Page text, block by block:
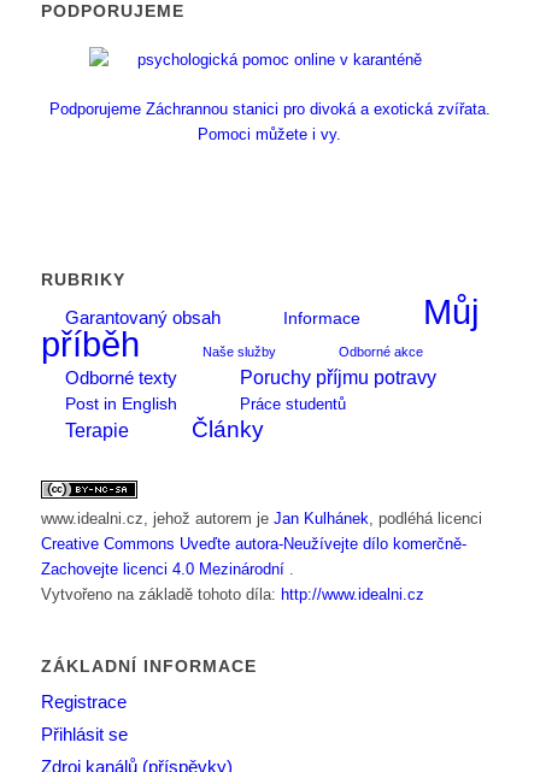
PODPORUJEME
Podporujeme Záchrannou stanici pro divoká a exotická zvířata.
Pomoci můžete i vy.
RUBRIKY
Garantovaný obsah
Informace
Můj
příběh
Naše služby Odborné akce
Odborné texty Poruchy příjmu potravy
Post in English Práce studentů
Terapie Články
www.idealni.cz , jehož autorem je Jan Kulhánek , podléhá licenci
Creative Commons Uveďte autora-Neužívejte dílo komerčně-
Zachovejte licenci 4.0 Mezinárodní
Vytvořeno na základě tohoto díla: http://www.idealni.cz
ZÁKLADNÍ INFORMACE
Registrace
Přihlásit se
Zdroj kanálů (příspěvky)